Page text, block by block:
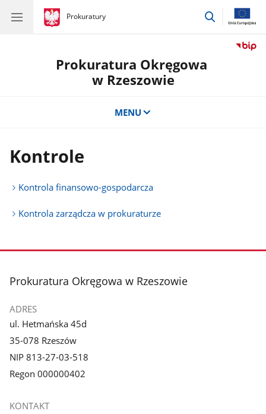
gov.pl
Prokuratury
gov.pl
Prokuratury
przejdź
Prokuratura Okręgowa
w Rzeszowie
MENU
Kontrole
Kontrola finansowo-gospodarcza
Kontrola zarządcza w prokuraturze
stopka
Prokuratura Okręgowa w Rzeszowie
ADRES
ul. Hetmańska 45d
35-078 Rzeszów
NIP 813-27-03-518
Regon 000000402
KONTAKT